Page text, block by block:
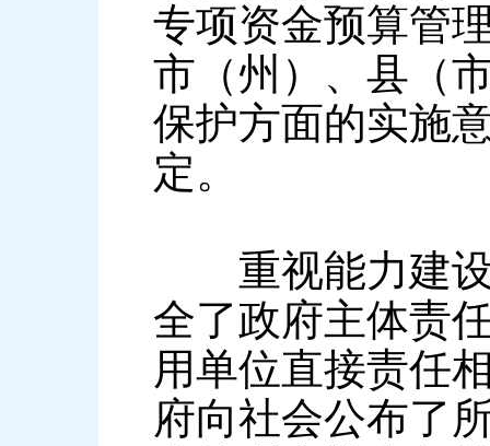
专项资金预算管
市（州）、县（
保护方面的实施
定。
重视能力建设
全了政府主体责
用单位直接责任
府向社会公布了